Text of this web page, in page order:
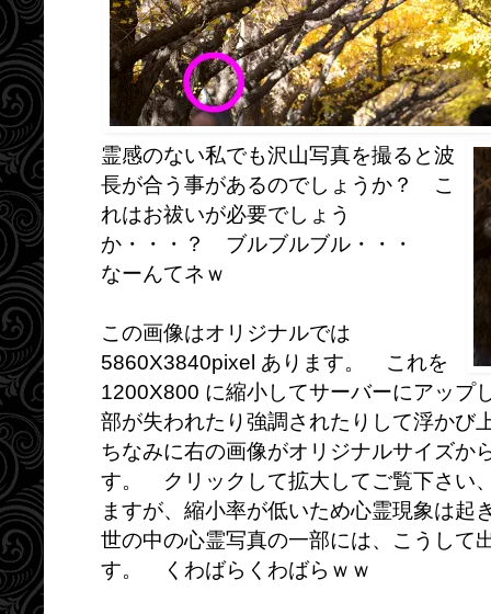
霊感のない私でも沢山写真を撮ると波
長が合う事があるのでしょうか？ こ
れはお祓いが必要でしょう
か・・・？ ブルブルブル・・・
なーんてネｗ
この画像はオリジナルでは
5860X3840pixel あります。 これを
1200X800 に縮小してサーバーにアップ
部が失われたり強調されたりして浮かび
ちなみに右の画像がオリジナルサイズか
す。 クリックして拡大してご覧下さい
ますが、縮小率が低いため心霊現象は起
世の中の心霊写真の一部には、こうして
す。 くわばらくわばらｗｗ